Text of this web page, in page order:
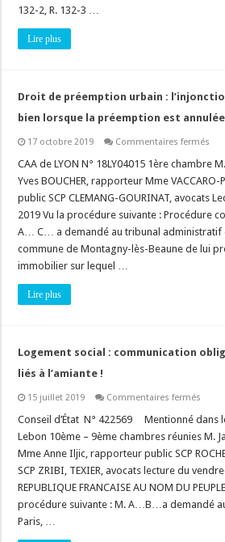
132-2, R. 132-3 …
Lire plus
Droit de préemption urbain :
bien lorsque la préemption est
17 octobre 2019 Commentaires fermés
de
:
de
le
CAA de LYON N° 18LY04015 1ère chambre
Yves BOUCHER, rapporteur Mme
public SCP CLEMANG-GOURINAT, avocats
2019 Vu la procédure suivante : Procédure
A… C… a demandé au tribunal administratif
commune de Montagny-lès-Beaune de lui
immobilier sur lequel …
Lire plus
Logement social : communication
liés à l’amiante !
15 juillet 2019 Commentaires fermés
social
des
à
Conseil d’État N° 422569 Mentionné dans
Lebon 10ème – 9ème chambres réunies M.
Mme Anne Iljic, rapporteur public SCP
SCP ZRIBI, TEXIER, avocats lecture du
REPUBLIQUE FRANCAISE AU NOM DU
procédure suivante : M. A…B…a demandé
Paris, …